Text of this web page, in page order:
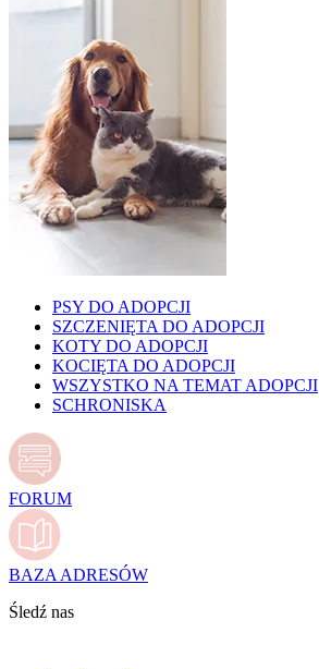
PSY DO ADOPCJI
SZCZENIĘTA DO ADOPCJI
KOTY DO ADOPCJI
KOCIĘTA DO ADOPCJI
WSZYSTKO NA TEMAT ADOPCJI
SCHRONISKA
FORUM
BAZA ADRESÓW
Śledź nas